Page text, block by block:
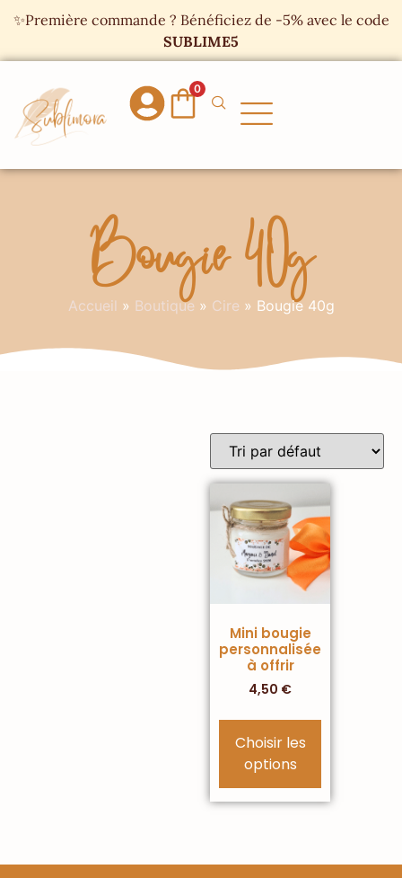
✨Première commande ? Bénéficiez de -5% avec le code
SUBLIME5
0
Bougie 40g
Accueil » Boutique » Cire » Bougie 40g
Mini bougie
personnalisée
à offrir
4,50 €
Choisir les
options
Panneau de gestion des cookies